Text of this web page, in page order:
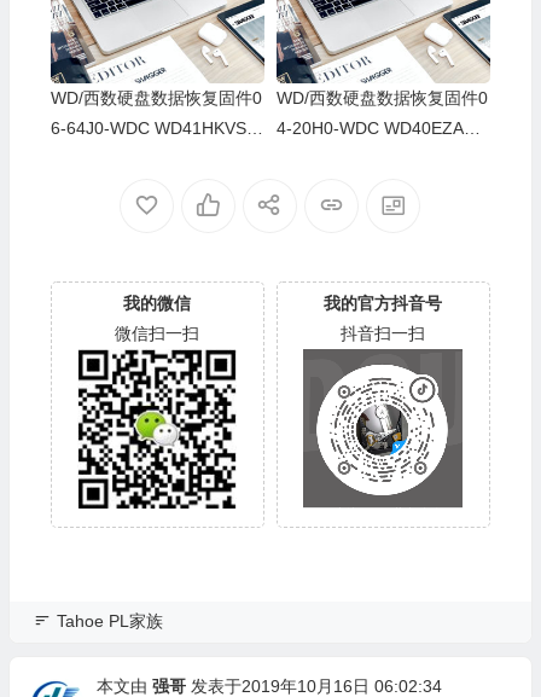
WD/西数硬盘数据恢复固件0
6-64J0-WDC WD41HKVS-7
WD/西数硬盘数据恢复固件0
4-20H0-WDC WD40EZAZ-0
700
我的微信
微信扫一扫
我的官方抖音号
抖音扫一扫
Tahoe PL家族
本文由 强哥 发表于2019年10月16日 06:02:34